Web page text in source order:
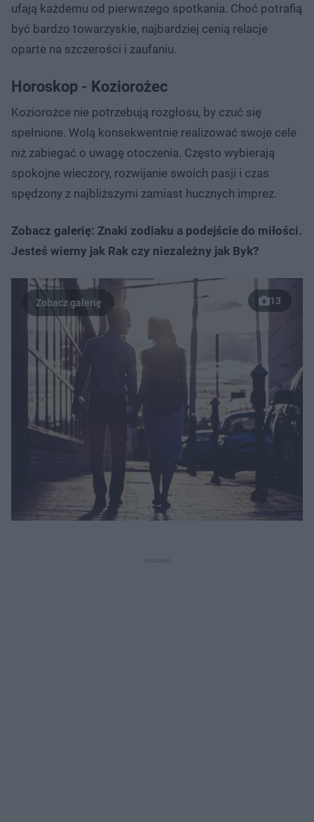
ufają każdemu od pierwszego spotkania. Choć potrafią
być bardzo towarzyskie, najbardziej cenią relacje
oparte na szczerości i zaufaniu.
Horoskop - Koziorożec
Koziorożce nie potrzebują rozgłosu, by czuć się
spełnione. Wolą konsekwentnie realizować swoje cele
niż zabiegać o uwagę otoczenia. Często wybierają
spokojne wieczory, rozwijanie swoich pasji i czas
spędzony z najbliższymi zamiast hucznych imprez.
Zobacz galerię: Znaki zodiaku a podejście do miłości.
Jesteś wierny jak Rak czy niezależny jak Byk?
13